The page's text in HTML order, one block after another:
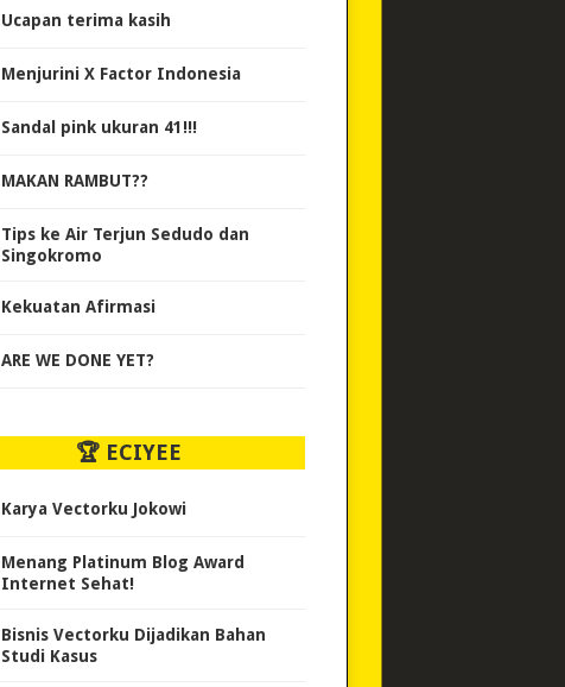
Ucapan terima kasih
Menjurini X Factor Indonesia
Sandal pink ukuran 41!!!
MAKAN RAMBUT??
Tips ke Air Terjun Sedudo dan
Singokromo
Kekuatan Afirmasi
ARE WE DONE YET?
🏆 ECIYEE
Karya Vectorku Jokowi
Menang Platinum Blog Award
Internet Sehat!
Bisnis Vectorku Dijadikan Bahan
Studi Kasus